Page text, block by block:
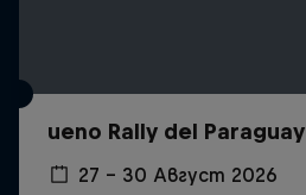
ueno Rally del Paraguay
27 – 30 Август 2026